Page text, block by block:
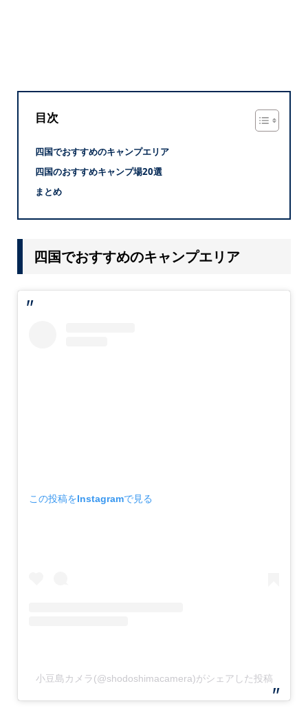
目次
四国でおすすめのキャンプエリア
四国のおすすめキャンプ場20選
まとめ
四国でおすすめのキャンプエリア
この投稿をInstagramで見る
小豆島カメラ(@shodoshimacamera)がシェアした投稿